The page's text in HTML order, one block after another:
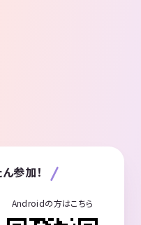
参加！
Androidの方はこちら